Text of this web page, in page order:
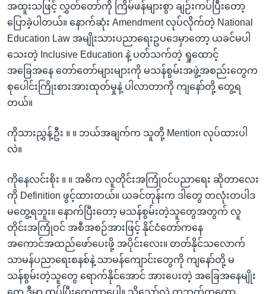
အထူးသဖြင့် လွှတ်တော်ကို ကြိမ်ဖန်များစွာ ချဉ်းကပ်ပြီးတော့
ပြောခဲ့ပါတယ်။ နောက်ဆုံး Amendment လုပ်လိုက်တဲ့ National
Education Law အမျိုးသားပညာရေးဥပဒေမှာတော့ ယခင်မပါ
သေးတဲ့ Inclusive Education နဲ့ ပတ်သက်တဲ့ ရှုထောင့်
အခြေအနေ တော်တော်များများကို မသန်စွမ်းအဖွဲ့အစည်းတွေက
စုပေါင်းကြိုးစားအားထုတ်မှုနဲ့ ပါလာတာကို ကျနော်တို့ တွေ့ရ
တယ်။
ကိုသားညွှန့်ဦး ။ ။ ဘယ်အချက်က သူတို့ Mention လုပ်ထားပါ
လဲ။
ကိုနေလင်းစိုး ။ ။ အဓိက လူတိုင်းအကြုံဝင်ပညာရေး ဆိုတာလေး
ကို Definition ဖွင့်ထားတယ်။ ယခင်တုန်းက ဒါတွေ တလုံးတပါဒ
မတွေ့ရဘူး။ နောက်ပြီးတော့ မသန်စွမ်းတဲ့သူတွေအတွက် လူ
တိုင်းအကြုံဝင် အစီအစဉ်အားဖြင့် နိုင်ငံတော်ကနေ
အကောင်အထည်ဖော်ပေးဖို့ အပိုင်းလေး။ တတ်နိုင်သလောက်
သာမန်ပညာရေးစနစ်နဲ့ သာမန်ကျောင်းတွေကို ကျနော်တို့ မ
သန်စွမ်းတဲ့သူတွေ ရောက်နိုင်အောင် အားပေးတဲ့ အခြေအနေမျိုး
တွေ ဒီမှာ ထပ်ပြီးတွေ့တာပေါ့။ သို့သော်လဲ တဘက်ကတော့